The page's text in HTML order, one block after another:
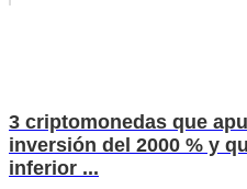
3 criptomonedas que
inversión del 2000 % y
inferior ...